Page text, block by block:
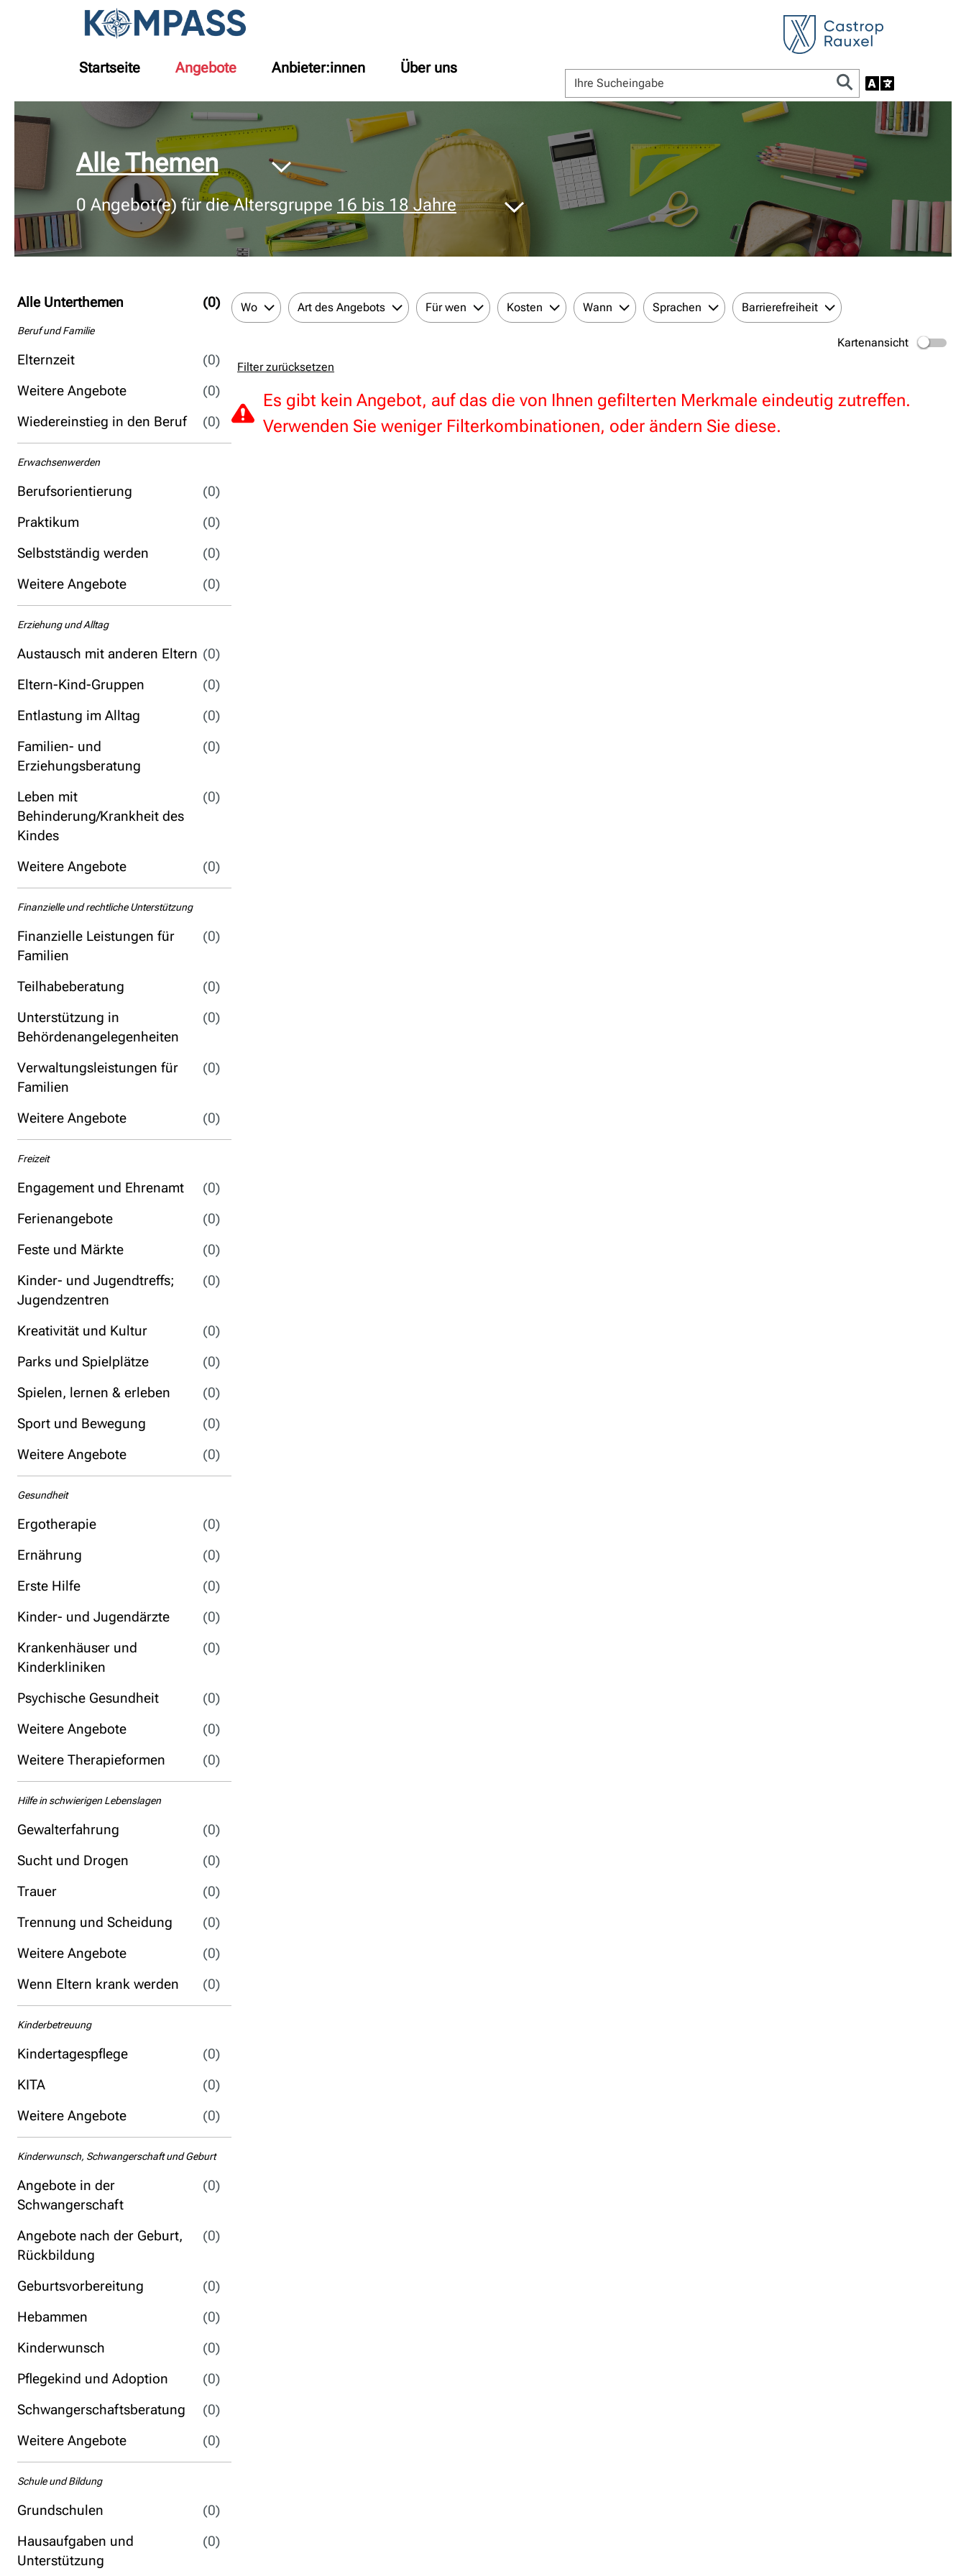
Startseite Angebote Anbieter:innen Über uns
Alle Themen
0 Angebot(e) für die Altersgruppe 16 bis 18 Jahre
Alle Unterthemen (0)
Beruf und Familie
Elternzeit
(0)
Weitere Angebote
(0)
Wiedereinstieg in den Beruf
(0)
Erwachsenwerden
Berufsorientierung
(0)
Praktikum
(0)
Selbstständig werden
(0)
Weitere Angebote
(0)
Erziehung und Alltag
Austausch mit anderen Eltern (0)
Eltern-Kind-Gruppen
(0)
Entlastung im Alltag
(0)
Familien- und
Erziehungsberatung
(0)
Leben mit
Behinderung/Krankheit des
Kindes
(0)
Weitere Angebote (0)
Finanzielle und rechtliche Unterstützung
Finanzielle Leistungen für
Familien
(0)
Teilhabeberatung
(0)
Unterstützung in
Behördenangelegenheiten
(0)
Verwaltungsleistungen für
Familien
(0)
Weitere Angebote (0)
Freizeit
Engagement und Ehrenamt
(0)
Ferienangebote
(0)
Feste und Märkte
(0)
Kinder- und Jugendtreffs;
Jugendzentren
(0)
Kreativität und Kultur
(0)
Parks und Spielplätze
(0)
Spielen, lernen & erleben
(0)
Sport und Bewegung
(0)
Weitere Angebote
(0)
Gesundheit
Ergotherapie
(0)
Ernährung
(0)
Erste Hilfe
(0)
Kinder- und Jugendärzte
(0)
Krankenhäuser und
Kinderkliniken
(0)
Psychische Gesundheit
(0)
Weitere Angebote
(0)
Weitere Therapieformen
(0)
Hilfe in schwierigen Lebenslagen
Gewalterfahrung
(0)
Sucht und Drogen
(0)
Trauer
(0)
Trennung und Scheidung
(0)
Weitere Angebote
(0)
Wenn Eltern krank werden
(0)
Kinderbetreuung
Kindertagespflege
(0)
KITA
(0)
Weitere Angebote
(0)
Kinderwunsch, Schwangerschaft und Geburt
Angebote in der
Schwangerschaft
(0)
Angebote nach der Geburt,
Rückbildung
(0)
Geburtsvorbereitung
(0)
Hebammen
(0)
Kinderwunsch
(0)
Pflegekind und Adoption
(0)
Schwangerschaftsberatung
(0)
Weitere Angebote
(0)
Schule und Bildung
Grundschulen
(0)
Hausaufgaben und
Unterstützung
(0)
Wo Art des Angebots Für wen Kosten Wann Sprachen Barrierefreiheit
Kartenansicht
Filter zurücksetzen
Es gibt kein Angebot, auf das die von Ihnen gefilterten Merkmale eindeutig zutreffen.
Verwenden Sie weniger Filterkombinationen, oder ändern Sie diese.